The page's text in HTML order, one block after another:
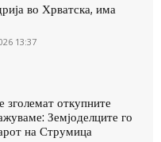
во Хрватска, има
13:37
зголемат откупните
Земјоделците го
на Струмица